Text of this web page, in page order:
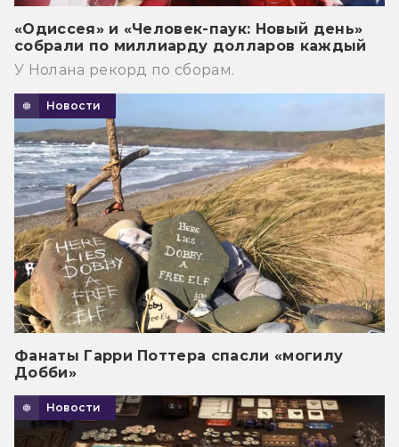
«Одиссея» и «Человек-паук: Новый день»
собрали по миллиарду долларов каждый
У Нолана рекорд по сборам.
Новости
Фанаты Гарри Поттера спасли «могилу
Добби»
Новости